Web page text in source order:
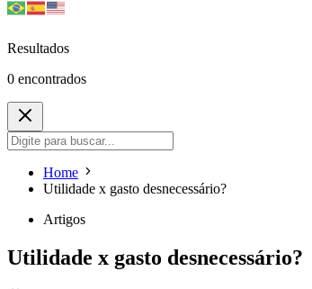
Resultados
0 encontrados
Home
Utilidade x gasto desnecessário?
Artigos
Utilidade x gasto desnecessário?